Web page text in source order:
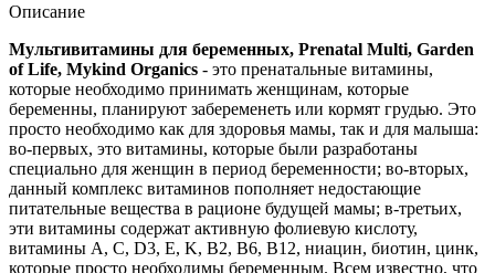
Описание
Мультивитамины для беременных, Prenatal Multi, Garden
of Life, Mykind Organics - это пренатальные витамины,
которые необходимо принимать женщинам, которые
беременны, планируют забеременеть или кормят грудью. Это
просто необходимо как для здоровья мамы, так и для малыша:
во-первых, это витамины, которые были разработаны
специально для женщин в период беременности; во-вторых,
данный комплекс витаминов пополняет недостающие
питательные вещества в рационе будущей мамы; в-третьих,
эти витамины содержат активную фолиевую кислоту,
витамины А, С, D3, Е, K, B2, B6, B12, ниацин, биотин, цинк,
которые просто необходимы беременным. Всем известно, что